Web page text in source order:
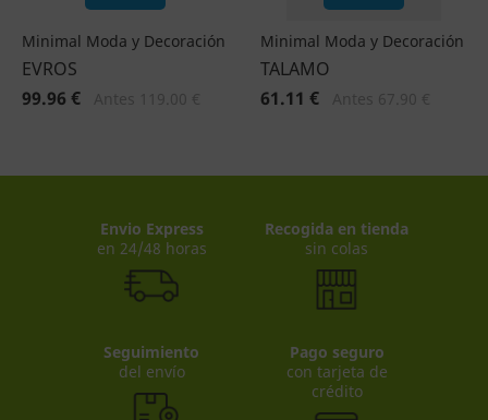
Minimal Moda y Decoración
EVROS
99.96 €
Minimal Moda y Decoración
TALAMO
61.11 €
Envio Express
en 24/48 horas
Recogida en tienda
sin colas
Seguimiento
del envío
Pago seguro
con tarjeta de
crédito